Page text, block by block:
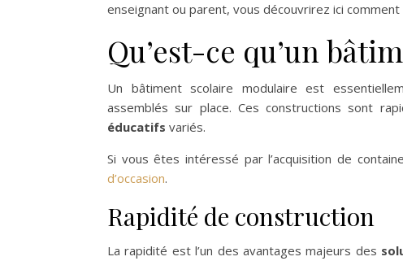
enseignant ou parent, vous découvrirez ici
Qu’est-ce qu’un
Un bâtiment scolaire modulaire est
assemblés sur place. Ces constructions sont
éducatifs variés.
Si vous êtes intéressé par l’acquisition de
d’occasion.
Rapidité de construction
La rapidité est l’un des avantages majeurs des